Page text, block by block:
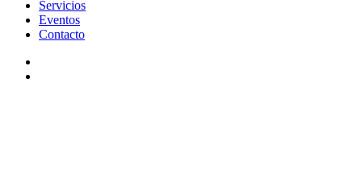
Servicios
Eventos
Contacto